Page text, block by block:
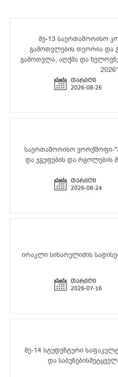
მე-13 საერთაშორისო
გამოთვლების თეორია და
გამოთვლა, აღქმა და
2026“
თარიღი
2026-08-26
საერთაშორისო ვორქშოფი-
და ჯგუფების და რგოლების
თარიღი
2026-08-24
ირაკლი სიხარულიძის
თარიღი
2026-07-16
მე-14 სტუდენტური
და